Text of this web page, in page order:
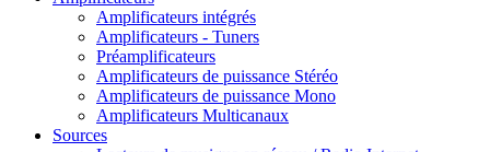
Amplificateurs intégrés
Amplificateurs - Tuners
Préamplificateurs
Amplificateurs de puissance Stéréo
Amplificateurs de puissance Mono
Amplificateurs Multicanaux
Sources